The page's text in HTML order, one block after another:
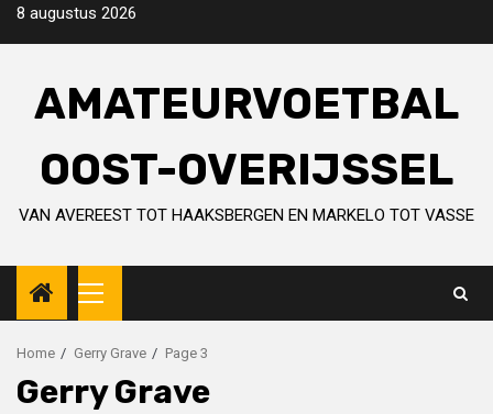
Skip8 augustus 2026
AMATEURVOETBAL
OOST-OVERIJSSEL
VAN AVEREEST TOT HAAKSBERGEN EN MARKELO TOT VASSE
Primary
Menu
Home Gerry Grave Page 3
Gerry Grave